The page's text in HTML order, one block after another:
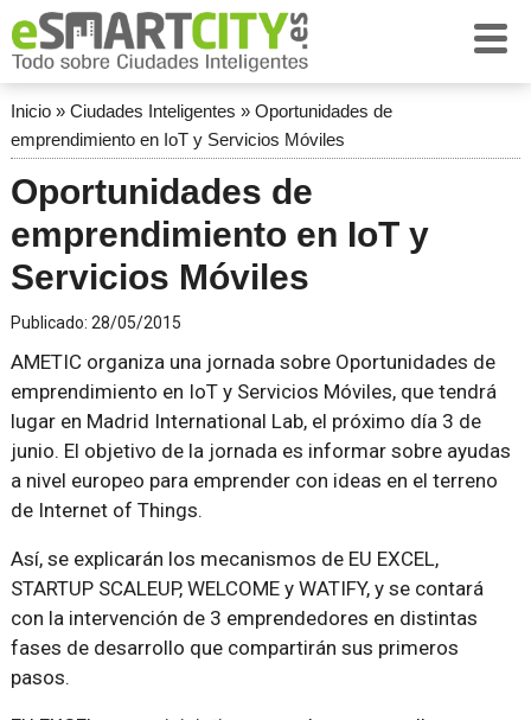
Inicio» Ciudades Inteligentes » Oportunidades de
emprendimiento en IoT y Servicios Móviles
Oportunidades de
emprendimiento en IoT y
Servicios Móviles
Publicado: 28/05/2015
AMETIC organiza una jornada sobre Oportunidades de
emprendimiento en IoT y Servicios Móviles, que tendrá
lugar en Madrid International Lab, el próximo día 3 de
junio. El objetivo de la jornada es informar sobre ayudas
a nivel europeo para emprender con ideas en el terreno
de Internet of Things.
Así, se explicarán los mecanismos de EU EXCEL,
STARTUP SCALEUP, WELCOME y WATIFY, y se contará
con la intervención de 3 emprendedores en distintas
fases de desarrollo que compartirán sus primeros
pasos.